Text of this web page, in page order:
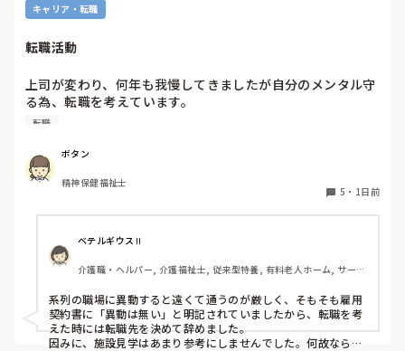
キャリア・転職
転職活動
上司が変わり、何年も我慢してきましたが自分のメンタル守
る為、転職を考えています。
納得できる仕事に出会うまでの間
②系列の他職場に移動する
皆さんならどうしますか？
転職
ボタン
精神保健福祉士
5 ・ 1日前
ベテルギウスⅡ
介護職・ヘルパー, 介護福祉士, 従来型特養, 有料老人ホーム, サービ
ット型特養
系列の職場に異動すると遠くて通うのが厳しく、そもそも雇用
契約書に「異動は無い」と明記されていましたから、転職を考
えた時には転職先を決めて辞めました。
因みに、施設見学はあまり参考にしませんでした。何故なら、